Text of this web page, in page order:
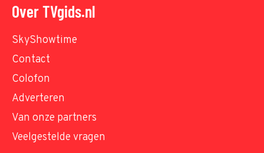
Over TVgids.nl
SkyShowtime
Contact
Colofon
Adverteren
Van onze partners
Veelgestelde vragen